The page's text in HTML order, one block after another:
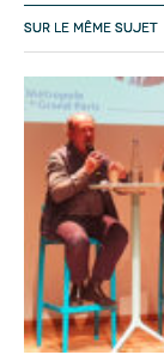
SUR LE MÊME SUJET